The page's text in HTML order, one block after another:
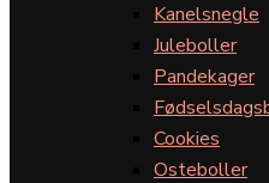
Kanelsnegle
Juleboller
Pandekager
Cookies
Osteboller